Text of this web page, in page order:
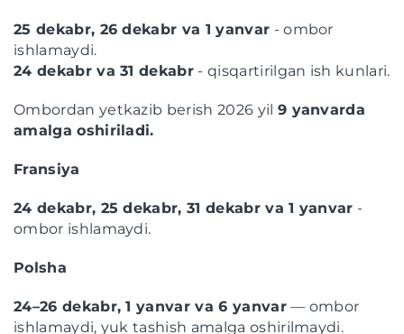
25 dekabr, 26 dekabr va 1 yanvar - ombor
ishlamaydi.
24 dekabr va 31 dekabr - qisqartirilgan ish kunlari.
Ombordan yetkazib berish 2026 yil 9 yanvarda
amalga oshiriladi.
Fransiya
24 dekabr, 25 dekabr, 31 dekabr va 1 yanvar -
ombor ishlamaydi.
Polsha
24–26 dekabr, 1 yanvar va 6 yanvar— ombor
ishlamaydi, yuk tashish amalga oshirilmaydi.